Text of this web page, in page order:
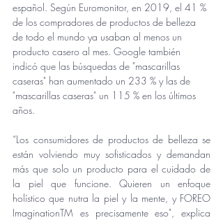
español. Según Euromonitor, en 2019, el 41 %
de los compradores de productos de belleza
de todo el mundo ya usaban al menos un
producto casero al mes. Google también
indicó que las búsquedas de "mascarillas
caseras" han aumentado un 233 % y las de
"mascarillas caseras" un 115 % en los últimos
años.
“Los consumidores de productos de belleza se
están volviendo muy sofisticados y demandan
más que solo un producto para el cuidado de
la piel que funcione. Quieren un enfoque
holístico que nutra la piel y la mente, y FOREO
ImaginationTM es precisamente eso", explica